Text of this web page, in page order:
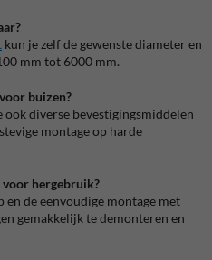
kun je zelf de gewenste diameter en
mm tot 6000 mm.
buizen?
diverse bevestigingsmiddelen
montage op harde
hergebruik?
de eenvoudige montage met
gemakkelijk te demonteren en